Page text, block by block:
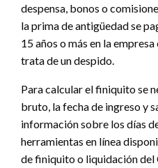
despensa, bonos o
la prima de antigüedad se
15 años o más en la
trata de un despido.
Para calcular el finiquito se
bruto, la fecha de ingreso y
información sobre los días
herramientas en línea
de finiquito o liquidación